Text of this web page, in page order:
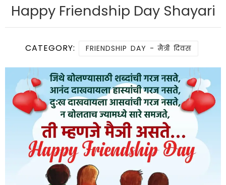
Happy Friendship Day Shayari
CATEGORY: FRIENDSHIP DAY - मैत्री दिवस